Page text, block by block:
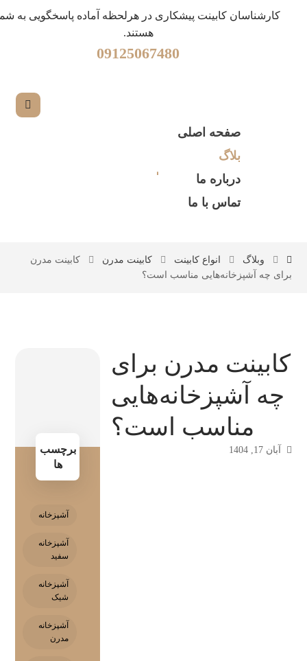
کارشناسان کابینت پیشکاری در هرلحظه آماده پاسخگویی به
هستند.
09125067480
صفحه اصلی
بلاگ
درباره ما
تماس با ما
وبلاگ انواع کابینت کابینت مدرن
کابینت مدرن
برای چه آشپزخانه‌هایی مناسب است؟
کابینت مدرن برای
چه آشپزخانه‌هایی
مناسب است؟
آبان 17, 1404
برچسب
ها
آشپزخانه
آشپزخانه
سفید
آشپزخانه
شیک
آشپزخانه
مدرن